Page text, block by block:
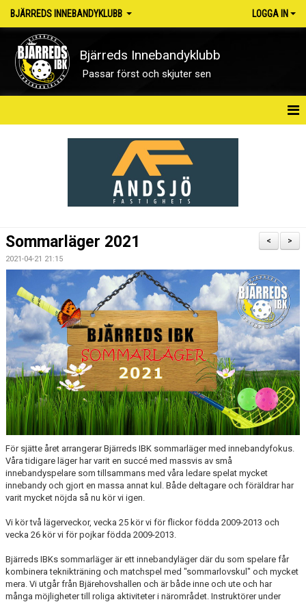
BJÄRREDS INNEBANDYKLUBB LOGGA IN
Bjärreds Innebandyklubb
Passar först och skjuter sen
KALENDER
MATCHER
MEDLEM
DOKUMENT
STYRELSE
FÖR LEDARE
SPONSORER
BIBK WEBSHOP
>
<
Sommarläger 2021
2021-04-21 21:15
För sjätte året arrangerar Bjärreds IBK sommarläger med innebandyfokus.
Våra tidigare läger har varit en succé med massvis av små
innebandyspelare som tillsammans med våra ledare spelat mycket
innebandy och gjort en massa annat kul. Både deltagare och föräldrar har
varit mycket nöjda så nu kör vi igen.
Vi kör två lägerveckor, vecka 25 kör vi för flickor födda 2009-2013 och
vecka 26 kör vi för pojkar födda 2009-2013.
Bjärreds IBKs sommarläger är ett innebandyläger där du som spelare får
kombinera teknikträning och matchspel med "sommarlovskul" och mycket
mera. Vi utgår från Bjärehovshallen och är både inne och ute och har
många möjligheter till roliga aktiviteter i närområdet. Instruktörer under